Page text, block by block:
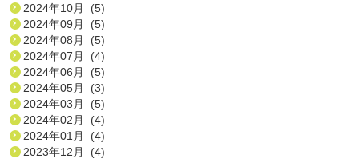
2024年10月 (5)
2024年09月 (5)
2024年08月 (5)
2024年07月 (4)
2024年06月 (5)
2024年05月 (3)
2024年03月 (5)
2024年02月 (4)
2024年01月 (4)
2023年12月 (4)